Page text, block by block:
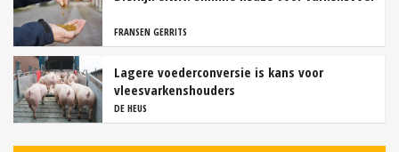
FRANSEN GERRITS
Lagere voederconversie is kans voor
vleesvarkenshouders
DE HEUS